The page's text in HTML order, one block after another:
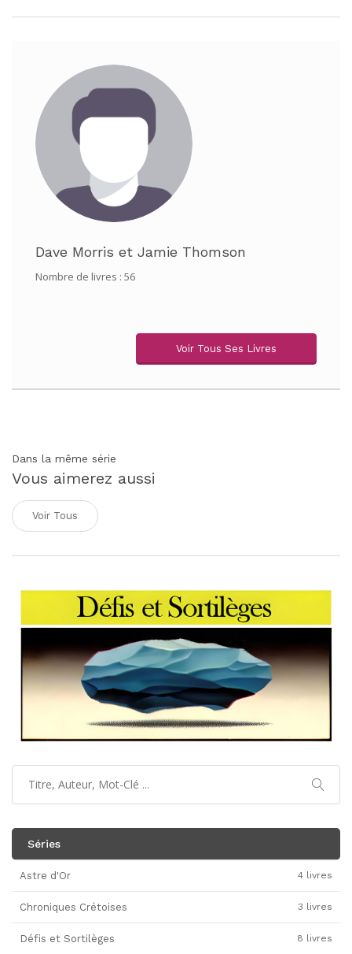
Dave Morris et Jamie Thomson
Nombre de livres : 56
Voir Tous Ses Livres
Dans la même série
Vous aimerez aussi
Voir Tous
Séries
Astre d'Or 4 livres
Chroniques Crétoises 3 livres
Défis et Sortilèges 8 livres